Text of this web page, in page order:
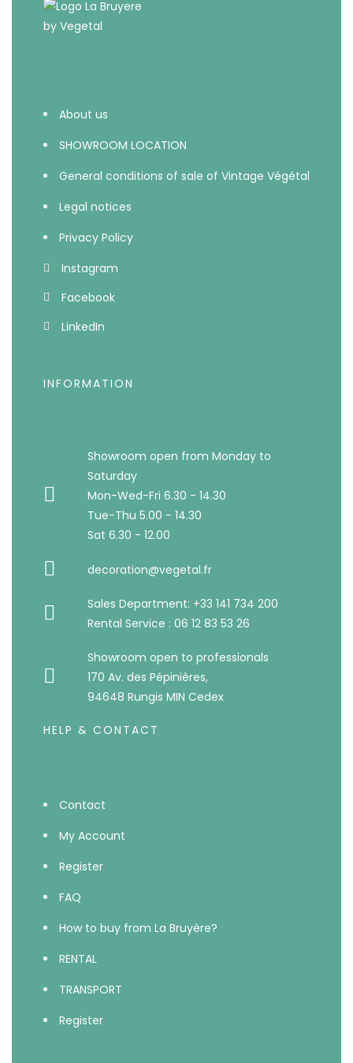
About us
SHOWROOM LOCATION
General conditions of sale of Vintage Végétal
Legal notices
Privacy Policy
Instagram
Facebook
LinkedIn
INFORMATION
Showroom open from Monday to
Saturday
Mon-Wed-Fri 6.30 - 14.30
Tue-Thu 5.00 - 14.30
Sat 6.30 - 12.00
decoration@vegetal.fr
Sales Department: +33 141 734 200
Rental Service : 06 12 83 53 26
Showroom open to professionals
170 Av. des Pépinières,
94648 Rungis MIN Cedex
HELP & CONTACT
Contact
My Account
Register
FAQ
How to buy from La Bruyère?
RENTAL
TRANSPORT
Register